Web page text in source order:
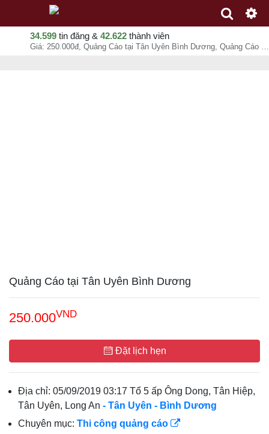
34.599 tin đăng & 42.622 thành viên
Giá: 250.000đ, Quảng Cáo tại Tân Uyên Bình Dương, Quảng Cáo Kiến An, chuyên mục Thi công quảng cáo tại Tân Uyên - Bình Dương - 09-08-2026 10:03:53
Quảng Cáo tại Tân Uyên Bình Dương
250.000VND
Đặt lịch hẹn
Địa chỉ: 05/09/2019 03:17 Tổ 5 ấp Ông Dong, Tân Hiệp,
Tân Uyên, Long An - Tân Uyên - Bình Dương
Chuyên mục: Thi công quảng cáo